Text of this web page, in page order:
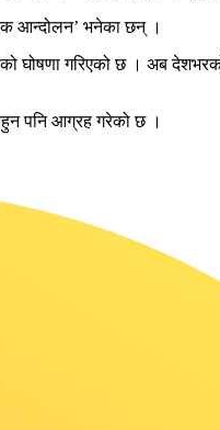
आन्दोलन’ भनेका छन् ।
घोषणा गरिएको छ । अब
पनि आग्रह गरेको छ ।